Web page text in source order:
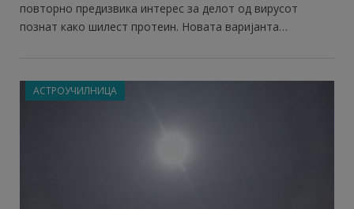
повторно предизвика интерес за делот од вирусот
познат како шилест протеин. Новата варијанта…
АСТРОУЧИЛНИЦА